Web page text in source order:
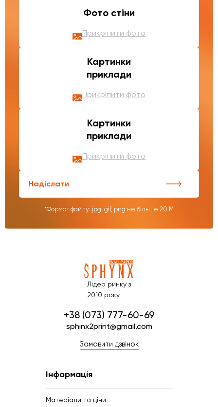
Фото стіни
Прикріпити фото
Картинки
приклади
Прикріпити фото
Картинки
приклади
Прикріпити фото
Надіслати
*Формат файлу: jpg, gif, png не більше 20 М
Лідер ринку з
2010 року
+38 (073) 777-60-69
sphinx2print@gmail.com
Замовити дзвінок
Інформація
Матеріали та ціни